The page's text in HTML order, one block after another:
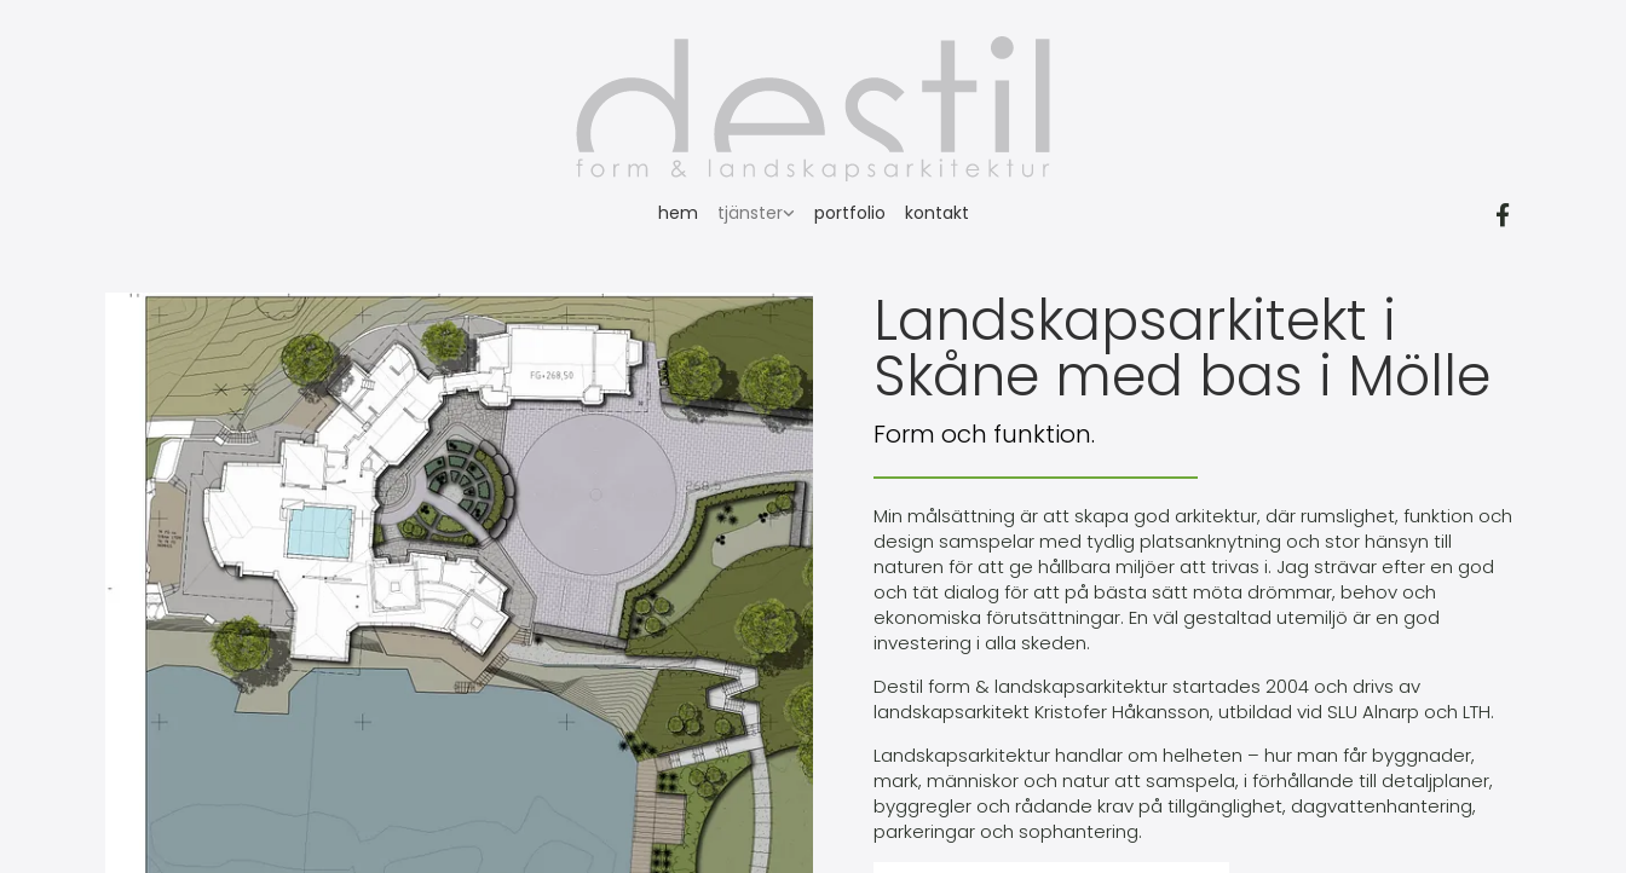
hem tjänster portfolio kontakt
Landskapsarkitekt i
Skåne med bas i Mölle
Form och funktion.
Min målsättning är att skapa god arkitektur, där rumslighet, funktion och
design samspelar med tydlig platsanknytning och stor hänsyn till
naturen för att ge hållbara miljöer att trivas i. Jag strävar efter en god
och tät dialog för att på bästa sätt möta drömmar, behov och
ekonomiska förutsättningar. En väl gestaltad utemiljö är en god
investering i alla skeden.
Destil form & landskapsarkitektur startades 2004 och drivs av
landskapsarkitekt Kristofer Håkansson, utbildad vid SLU Alnarp och LTH.
Landskapsarkitektur handlar om helheten – hur man får byggnader,
mark, människor och natur att samspela, i förhållande till detaljplaner,
byggregler och rådande krav på tillgänglighet, dagvattenhantering,
parkeringar och sophantering.